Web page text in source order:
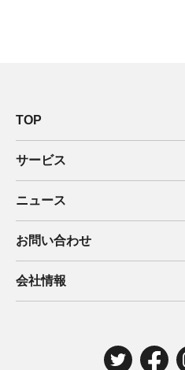
TOP
サービス
ご家庭向け電力サービス
法人向け脱炭素サービス
住宅用太陽光売電 卒FIT
ニュース
2025年
2024年
お問い合わせ
ご家庭向け電力サービス・卒
法人向け脱炭素サービス・
電気工事のお申込み
会社情報